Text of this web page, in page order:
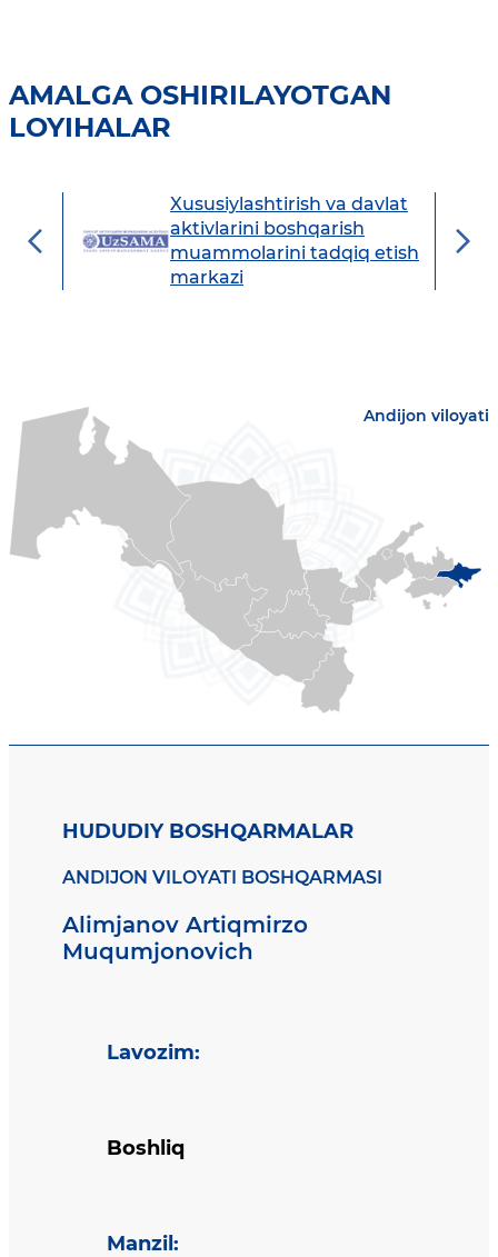
AMALGA OSHIRILAYOTGAN
LOYIHALAR
Xususiylashtirish va davlat
aktivlarini boshqarish
muammolarini tadqiq etish
markazi
Andijon viloyati
HUDUDIY BOSHQARMALAR
ANDIJON VILOYATI BOSHQARMASI
Alimjanov Artiqmirzo
Muqumjonovich
Lavozim:
Boshliq
Manzil :